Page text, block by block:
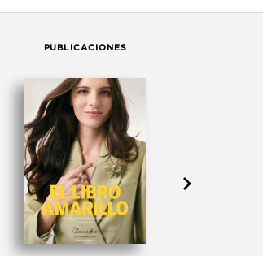
PUBLICACIONES